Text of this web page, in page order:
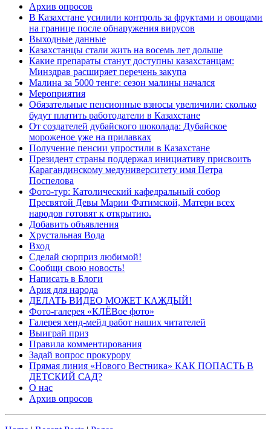
Архив опросов
В Казахстане усилили контроль за фруктами и овощами
на границе после обнаружения вирусов
Выходные данные
Казахстанцы стали жить на восемь лет дольше
Какие препараты станут доступны казахстанцам:
Минздрав расширяет перечень закупа
Малина за 5000 тенге: сезон малины начался
Мероприятия
Обязательные пенсионные взносы увеличили: сколько
будут платить работодатели в Казахстане
От создателей дубайского шоколада: Дубайское
мороженое уже на прилавках
Получение пенсии упростили в Казахстане
Президент страны поддержал инициативу присвоить
Карагандинскому медуниверситету имя Петра
Поспелова
Фото-тур: Католический кафедральный собор
Пресвятой Девы Марии Фатимской, Матери всех
народов готовят к открытию.
Добавить объявления
Хрустальная Вода
Вход
Сделай сюрприз любимой!
Сообщи свою новость!
Написать в Блоги
Ария для народа
ДЕЛАТЬ ВИДЕО МОЖЕТ КАЖДЫЙ!
Фото-галерея «КЛЁВое фото»
Галерея хенд-мейд работ наших читателей
Выиграй приз
Правила комментирования
Задай вопрос прокурору
Прямая линия «Нового Вестника» КАК ПОПАСТЬ В
ДЕТСКИЙ САД?
О нас
Архив опросов